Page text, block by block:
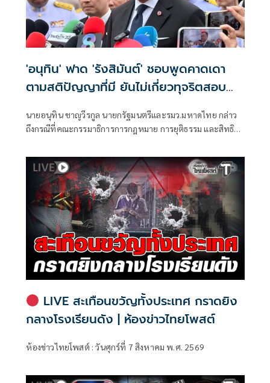
'อนุทิน' ฟาด 'รังสิมันต์' ชอบพูดคาดเดา
ตามสติปัญญาที่มี ยันไม่เกี่ยวทุจริตสอบ
นายอนุทิน ชาญวีรกูล นายกรัฐมนตรีและรมว.มหาดไทย กล่าว
ถึงกรณีที่คณะกรรมาธิการการกฎหมาย การยุติธรรม และสิทธิ
กรรมาธิการ มีการอ้างชื่อนายกรัฐมนตรี เข้าไปเกี่ยวข้องกับการ
ทุจริตสอบท้องถิ่น
LIVE สะเทือนขวัญทั้งประเทศ กราดยิง
กลางโรงเรียนดัง | ห้องข่าวไทยโพสต์
ห้องข่าวไทยโพสต์ : วันศุกร์ที่ 7 สิงหาคม พ.ศ. 2569